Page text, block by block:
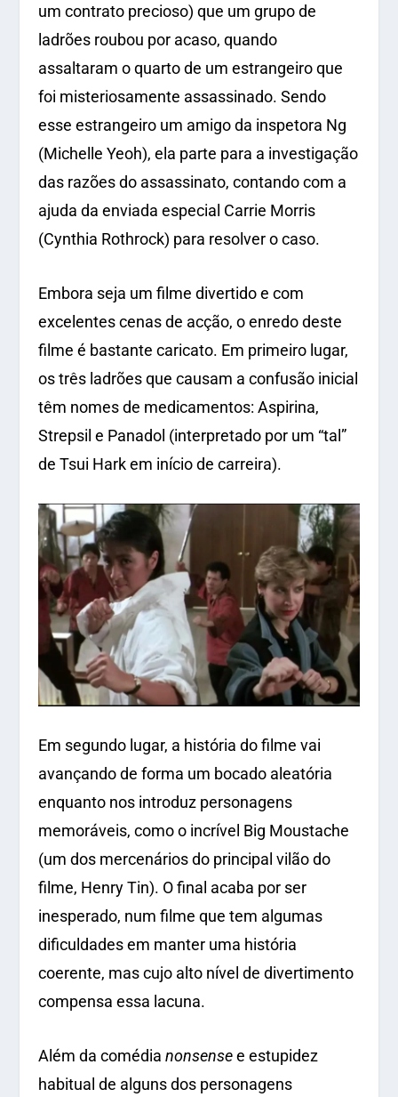
um contrato precioso) que um grupo de
ladrões roubou por acaso, quando
assaltaram o quarto de um estrangeiro que
foi misteriosamente assassinado. Sendo
esse estrangeiro um amigo da inspetora Ng
(Michelle Yeoh), ela parte para a investigação
das razões do assassinato, contando com a
ajuda da enviada especial Carrie Morris
(Cynthia Rothrock) para resolver o caso.
Embora seja um filme divertido e com
excelentes cenas de acção, o enredo deste
filme é bastante caricato. Em primeiro lugar,
os três ladrões que causam a confusão inicial
têm nomes de medicamentos: Aspirina,
Strepsil e Panadol (interpretado por um “tal”
de Tsui Hark em início de carreira).
Em segundo lugar, a história do filme vai
avançando de forma um bocado aleatória
enquanto nos introduz personagens
memoráveis, como o incrível Big Moustache
(um dos mercenários do principal vilão do
filme, Henry Tin). O final acaba por ser
inesperado, num filme que tem algumas
dificuldades em manter uma história
coerente, mas cujo alto nível de divertimento
compensa essa lacuna.
Além da comédia nonsensee estupidez
habitual de alguns dos personagens